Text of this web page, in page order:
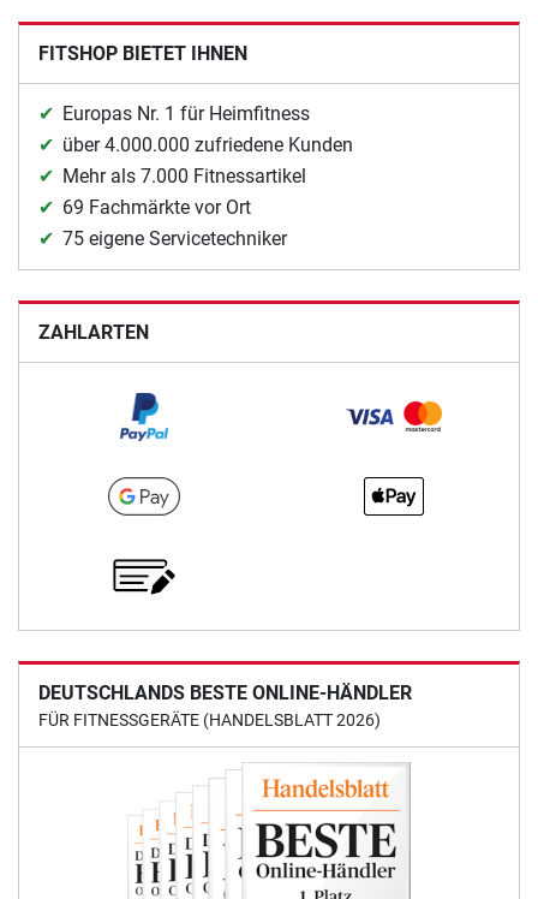
FITSHOP BIETET IHNEN
Europas Nr. 1 für Heimfitness
über 4.000.000 zufriedene Kunden
Mehr als 7.000 Fitnessartikel
69 Fachmärkte vor Ort
75 eigene Servicetechniker
ZAHLARTEN
DEUTSCHLANDS BESTE ONLINE-HÄNDLER
FÜR FITNESSGERÄTE (HANDELSBLATT 2026)